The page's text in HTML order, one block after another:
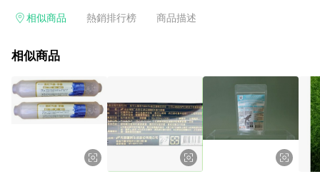
客找到居家修繕、佈置或裝潢時所需；另外，在各家分店內規劃
等各方面進行整合，提升服務質感，期望每一位來店顧客，能輕
結帳流程(Easy to buy)、每次到「特力屋」購物都能得到新的啟
發與靈感(Exciting experience)，同時持續提供消費者居家修繕
最佳解決方案，以創造優質居家環境為首要目標，成為消費者打
造幸福家園時的優先選擇。
相似商品 熱銷排行榜 商品描述
相似商品